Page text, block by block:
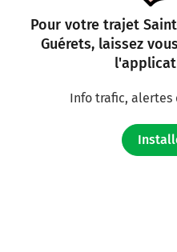
Pour votre trajet
Guérets, laissez
Info trafic, alertes